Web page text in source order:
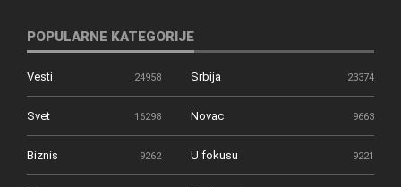
POPULARNE KATEGORIJE
Vesti 24958 Srbija 23374
Svet 16298 Novac 9663
Biznis 9262 U fokusu 9221